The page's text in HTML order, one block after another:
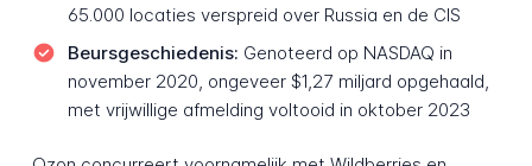
65.000 locaties verspreid over Russia en de CIS
Beursgeschiedenis: Genoteerd op NASDAQ in
november 2020, ongeveer $1,27 miljard opgehaald,
met vrijwillige afmelding voltooid in oktober 2023